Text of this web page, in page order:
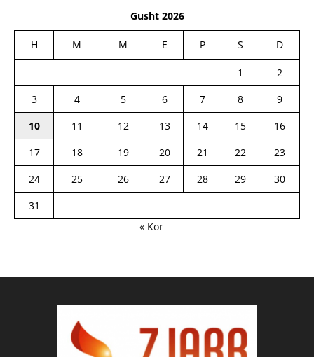
Gusht 2026
H M M E P S D
1
2
3
4 5 6 7 8
9
10
11 12 13 14 15
16
17
18 19 20 21 22
23
24
25 26 27 28 29
30
31
« Kor